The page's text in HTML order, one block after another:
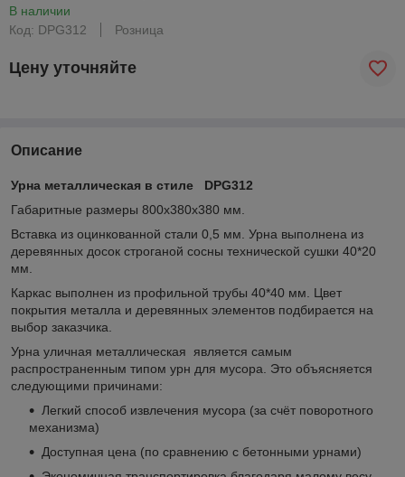
В наличии
Код: DPG312
Розница
Цену уточняйте
Описание
Урна металлическая в стиле DPG312
Габаритные размеры 800х380х380 мм.
Вставка из оцинкованной стали 0,5 мм. Урна выполнена из
деревянных досок строганой сосны технической сушки 40*20
мм.
Каркас выполнен из профильной трубы 40*40 мм. Цвет
покрытия металла и деревянных элементов подбирается на
выбор заказчика.
Урна уличная металлическая является самым
распространенным типом урн для мусора. Это объясняется
следующими причинами:
Легкий способ извлечения мусора (за счёт поворотного
механизма)
Доступная цена (по сравнению с бетонными урнами)